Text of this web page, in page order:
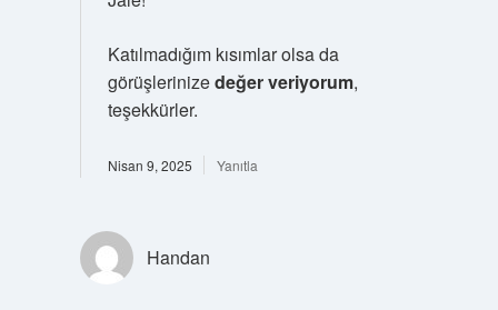
Katılmadığım kısımlar olsa da
görüşlerinizedeğer veriyorum,
teşekkürler.
Nisan 9, 2025 Yanıtla
Handan